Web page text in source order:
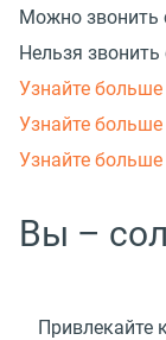
Можно звонить
Нельзя звонить
Узнайте больше
Узнайте больше
Узнайте больше
Вы –
Привлекайте